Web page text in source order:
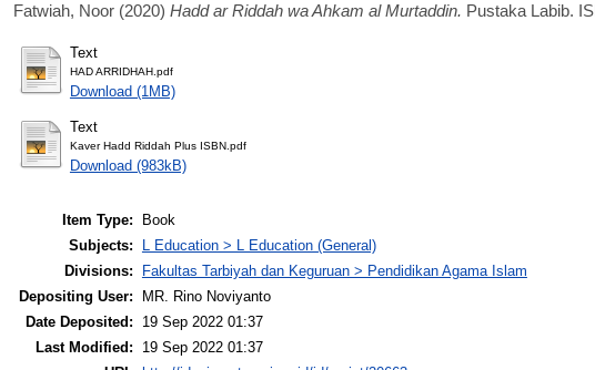
Fatwiah, Noor(2020) Hadd ar Riddah wa Ahkam al Murtaddin. Pustaka Labib.
Text
HAD ARRIDHAH.pdf
Download (1MB)
Text
Kaver Hadd Riddah Plus ISBN.pdf
Download (983kB)
Item Type:
Book
Subjects:
L Education > L Education (General)
Divisions:
Fakultas Tarbiyah dan Keguruan > Pendidikan Agama Islam
Depositing User:
MR. Rino Noviyanto
Date Deposited:
19 Sep 2022 01:37
Last Modified:
19 Sep 2022 01:37